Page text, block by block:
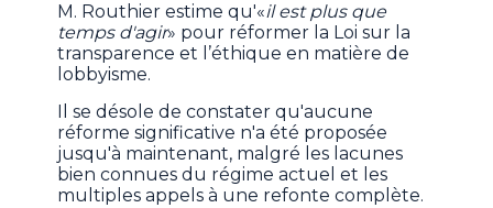
M. Routhier estime qu'«il est plus que
temps d'agir» pour réformer la Loi sur la
transparence et l’éthique en matière de
lobbyisme.
Il se désole de constater qu'aucune
réforme significative n'a été proposée
jusqu'à maintenant, malgré les lacunes
bien connues du régime actuel et les
multiples appels à une refonte complète.